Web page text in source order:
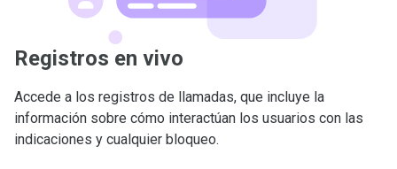
Registros en vivo
Accede a los registros de llamadas, que incluye la
información sobre cómo interactúan los usuarios con las
indicaciones y cualquier bloqueo.